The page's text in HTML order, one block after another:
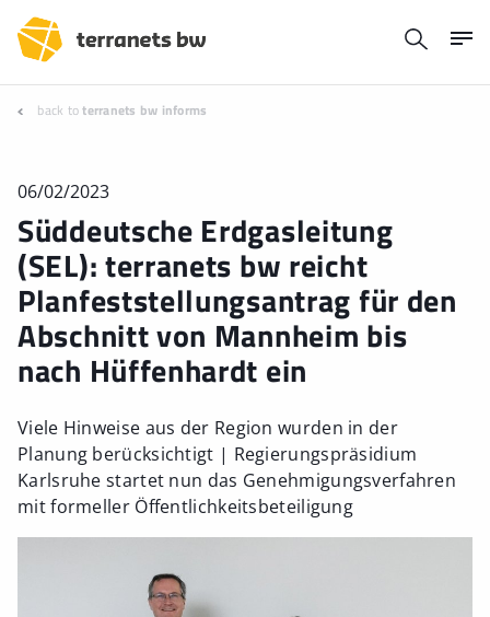
back toterranets bw informs
06/02/2023
Süddeutsche Erdgasleitung
(SEL): terranets bw reicht
Planfeststellungsantrag für den
Abschnitt von Mannheim bis
nach Hüffenhardt ein
Viele Hinweise aus der Region wurden in der
Planung berücksichtigt | Regierungspräsidium
Karlsruhe startet nun das Genehmigungsverfahren
mit formeller Öffentlichkeitsbeteiligung